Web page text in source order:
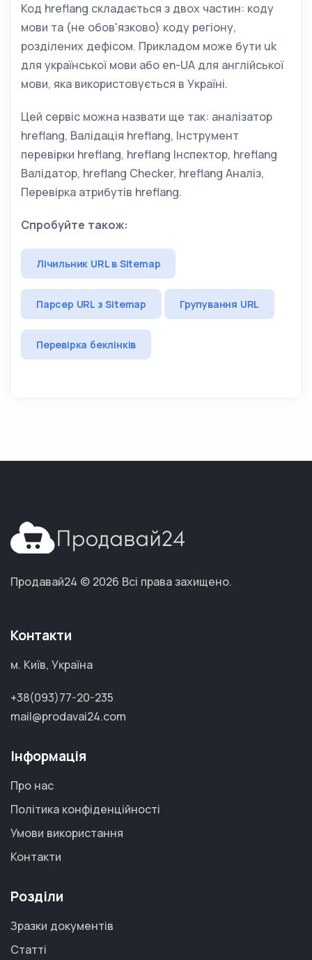
Код hreflang складається з двох частин: коду
мови та (не обов'язково) коду регіону,
розділених дефісом. Прикладом може бути uk
для української мови або en-UA для англійської
мови, яка використовується в Україні.
Цей сервіс можна назвати ще так: аналізатор
hreflang, Валідація hreflang, Інструмент
перевірки hreflang, hreflang Інспектор, hreflang
Валідатор, hreflang Checker, hreflang Аналіз,
Перевірка атрибутів hreflang.
Спробуйте також:
Лічильник URL в Sitemap
Парсер URL з Sitemap Групування URL
Перевірка беклінків
Продавай24 © 2026 Всі права захищено.
Контакти
м. Київ, Україна
+38(093)77-20-235
mail@prodavai24.com
Інформація
Про нас
Політика конфіденційності
Умови використання
Контакти
Розділи
Зразки документів
Статті